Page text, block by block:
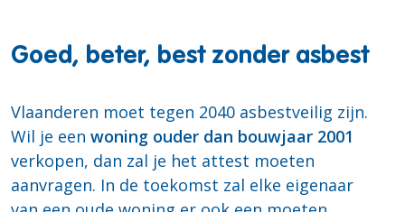
Goed, beter, best zonder asbest
Vlaanderen moet tegen 2040 asbestveilig zijn.
Wil je een woning ouder dan bouwjaar 2001
verkopen, dan zal je het attest moeten
aanvragen. In de toekomst zal elke eigenaar